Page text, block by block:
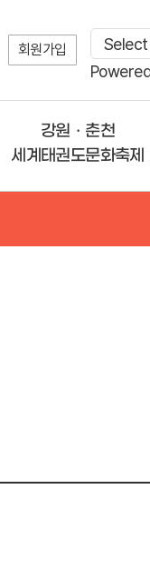
회원가입
강원ㆍ춘천
세계태권도문화축제